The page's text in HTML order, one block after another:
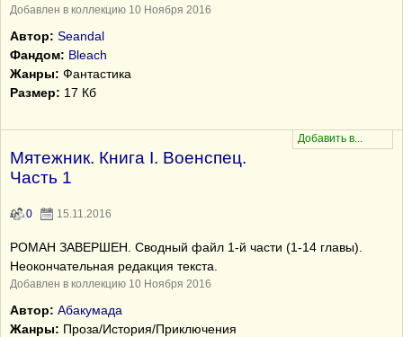
Добавлен в коллекцию 10 Ноября 2016
Автор: Seandal
Фандом: Bleach
Жанры: Фантастика
Размер: 17 Кб
Мятежник. Книга I. Военспец.
Часть 1
0 15.11.2016
РОМАН ЗАВЕРШЕН. Сводный файл 1-й части (1-14 главы).
Неокончательная редакция текста.
Добавлен в коллекцию 10 Ноября 2016
Автор: Абакумада
Жанры: Проза/История/Приключения